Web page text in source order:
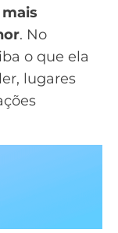
. No
o que ela
lugares